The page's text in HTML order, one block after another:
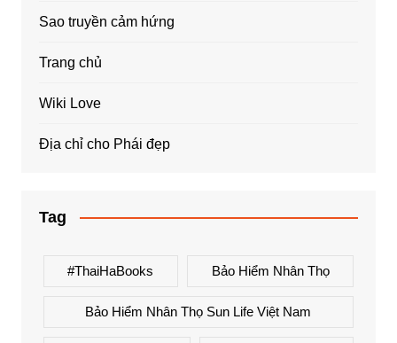
Sao truyền cảm hứng
Trang chủ
Wiki Love
Địa chỉ cho Phái đẹp
Tag
#ThaiHaBooks Bảo Hiểm Nhân Thọ
Bảo Hiểm Nhân Thọ Sun Life Việt Nam